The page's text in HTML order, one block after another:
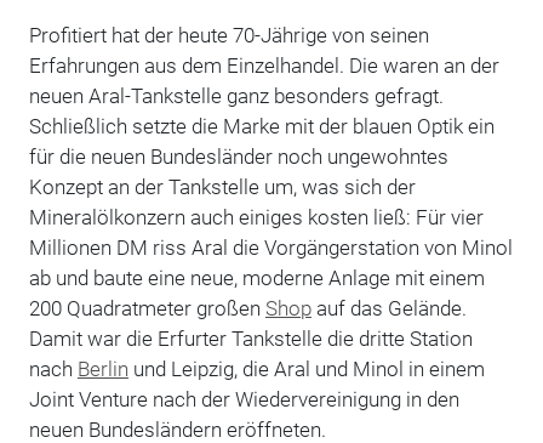
Profitiert hat der heute 70-Jährige von seinen
Erfahrungen aus dem Einzelhandel. Die waren an der
neuen Aral-Tankstelle ganz besonders gefragt.
Schließlich setzte die Marke mit der blauen Optik ein
für die neuen Bundesländer noch ungewohntes
Konzept an der Tankstelle um, was sich der
Mineralölkonzern auch einiges kosten ließ: Für vier
Millionen DM riss Aral die Vorgängerstation von Minol
ab und baute eine neue, moderne Anlage mit einem
200 Quadratmeter großen Shopauf das Gelände.
Damit war die Erfurter Tankstelle die dritte Station
nach Berlin und Leipzig, die Aral und Minol in einem
Joint Venture nach der Wiedervereinigung in den
neuen Bundesländern eröffneten.